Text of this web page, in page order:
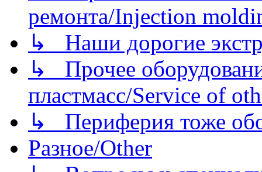
ремонта/Injection
↳ Наши дорогие
↳ Прочее
пластмасс/Service of
↳ Периферия тоже
Разное/Other